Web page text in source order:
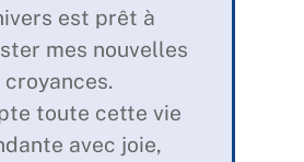
est prêt à
mes nouvelles
croyances.
toute cette vie
avec joie,